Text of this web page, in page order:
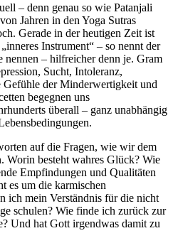
– denn genau so wie Patanjali
Jahren in den Yoga Sutras
Gerade in der heutigen Zeit ist
Instrument“ – so nennt der
nennen – hilfreicher denn je. Gram
Sucht, Intoleranz,
Gefühle der Minderwertigkeit und
begegnen uns
überall – ganz unabhängig
auf die Fragen, wie wir dem
Worin besteht wahres Glück? Wie
Empfindungen und Qualitäten
es um die karmischen
mein Verständnis für die nicht
schulen? Wie finde ich zurück zur
Und hat Gott irgendwas damit zu